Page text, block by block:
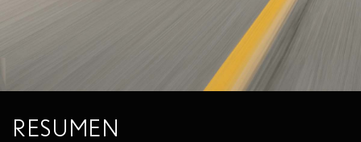
RESUMEN